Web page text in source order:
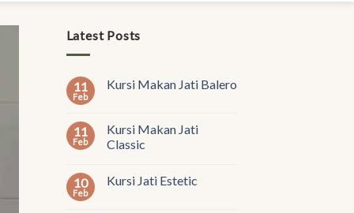
Latest Posts
11
Feb
Kursi Makan Jati Balero
11
Feb
Kursi Makan Jati
Classic
10
Feb
Kursi Jati Estetic